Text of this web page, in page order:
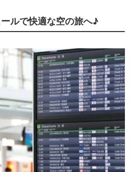
ルで快適な空の旅へ♪